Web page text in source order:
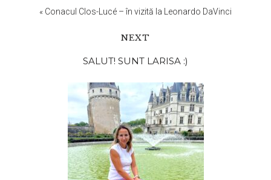
« Conacul Clos-Lucé – în vizită la Leonardo DaVinci
NEXT
principală
SALUT! SUNT LARISA :)